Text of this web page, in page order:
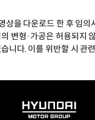
상을 다운로드 한 후 임의
변형·가공은 허용되지
니다. 이를 위반할 시 관
HYUNDAI